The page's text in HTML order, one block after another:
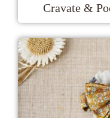
Cravate &